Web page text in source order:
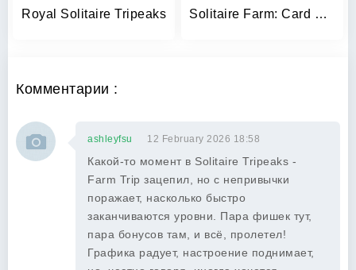
Royal Solitaire Tripeaks Solitaire Farm: Card Games
Комментарии :
ashleyfsu 12 February 2026 18:58
Какой-то момент в Solitaire Tripeaks -
Farm Trip зацепил, но с непривычки
поражает, насколько быстро
заканчиваются уровни. Пара фишек тут,
пара бонусов там, и всё, пролетел!
Графика радует, настроение поднимает,